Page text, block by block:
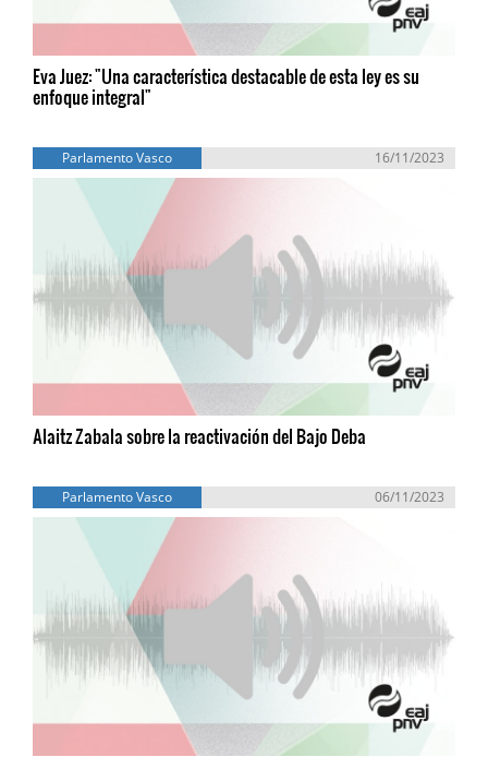
Eva Juez: "Una característica destacable de esta ley es su
enfoque integral"
Parlamento Vasco 16/11/2023
Alaitz Zabala sobre la reactivación del Bajo Deba
Parlamento Vasco 06/11/2023